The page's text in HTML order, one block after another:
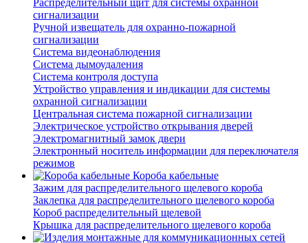
Распределительный щит для системы охранной
сигнализации
Ручной извещатель для охранно-пожарной
сигнализации
Система видеонаблюдения
Система дымоудаления
Система контроля доступа
Устройство управления и индикации для системы
охранной сигнализации
Центральная система пожарной сигнализации
Электрическое устройство открывания дверей
Электромагнитный замок двери
Электронный носитель информации для переключателя
режимов
Короба кабельные
Зажим для распределительного щелевого короба
Заклепка для распределительного щелевого короба
Короб распределительный щелевой
Крышка для распределительного щелевого короба